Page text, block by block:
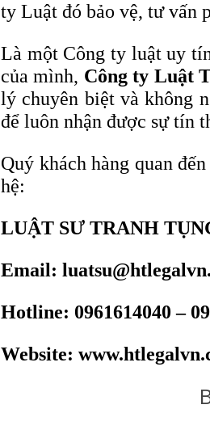
ty Luật đó bảo vệ, tư vấn
Là một Công ty luật uy
của mình, Công ty Luật
lý chuyên biệt và không
để luôn nhận được sự tín
Quý khách hàng quan
hệ:
LUẬT SƯ TRANH
Email:
Hotline: 0961614040 –
Website: